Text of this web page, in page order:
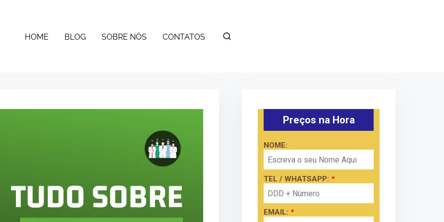
HOME BLOG SOBRE NÓS CONTATOS